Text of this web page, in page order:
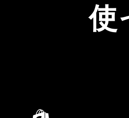
使